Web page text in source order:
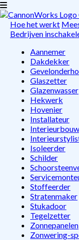
Hoe het werkt
Bedrijven
Aannemer
Dakdekker
Glaszetter
Glazenwasser
Hekwerk
Hovenier
Installateur
Isoleerder
Schilder
Stoffeerder
Stratenmaker
Stukadoor
Tegelzetter
Zonnepanelen
Zonwering-